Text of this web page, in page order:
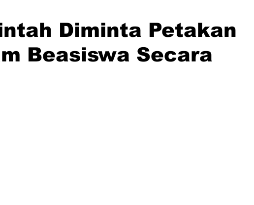
Diminta Petakan
Beasiswa Secara